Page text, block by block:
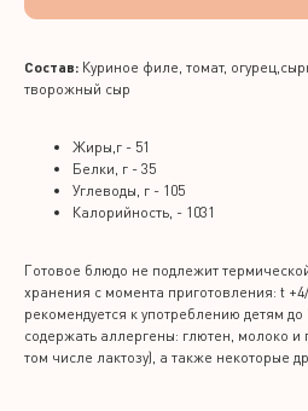
Состав: Куриное филе, томат,
творожный сыр
Жиры,г - 51
Белки, г - 35
Углеводы, г - 105
Калорийность, - 1031
Готовое блюдо не подлежит
хранения с момента приготовления: t
рекомендуется к употреблению детям до
содержать аллергены: глютен, молоко и
том числе лактозу), а также некоторые